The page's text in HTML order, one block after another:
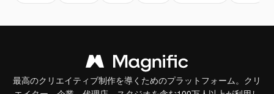
最高のクリエイティブ制作を導くためのプラットフォーム。クリ